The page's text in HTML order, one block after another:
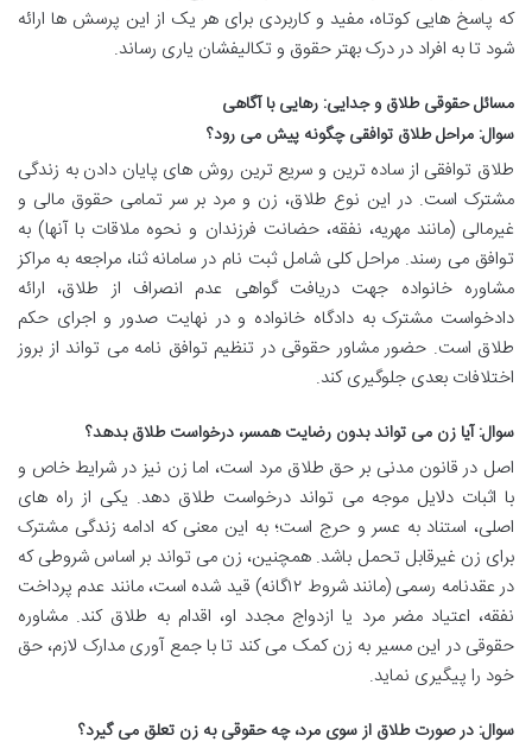
که پاسخ هایی کوتاه، مفید و کاربردی برای هر یک از این پرسش ها ارائه
شود تا به افراد در درک بهتر حقوق و تکالیفشان یاری رساند.
مسائل حقوقی طلاق و جدایی: رهایی با آگاهی
سوال: مراحل طلاق توافقی چگونه پیش می رود؟
طلاق توافقی از ساده ترین و سریع ترین روش های پایان دادن به زندگی
مشترک است. در این نوع طلاق، زن و مرد بر سر تمامی حقوق مالی و
غیرمالی (مانند مهریه، نفقه، حضانت فرزندان و نحوه ملاقات با آنها) به
توافق می رسند. مراحل کلی شامل ثبت نام در سامانه ثنا، مراجعه به مراکز
مشاوره خانواده جهت دریافت گواهی عدم انصراف از طلاق، ارائه
دادخواست مشترک به دادگاه خانواده و در نهایت صدور و اجرای حکم
طلاق است. حضور مشاور حقوقی در تنظیم توافق نامه می تواند از بروز
اختلافات بعدی جلوگیری کند.
سوال: آیا زن می تواند بدون رضایت همسر، درخواست طلاق بدهد؟
اصل در قانون مدنی بر حق طلاق مرد است، اما زن نیز در شرایط خاص و
با اثبات دلایل موجه می تواند درخواست طلاق دهد. یکی از راه های
اصلی، استناد به عسر و حرج است؛ به این معنی که ادامه زندگی مشترک
برای زن غیرقابل تحمل باشد. همچنین، زن می تواند بر اساس شروطی که
در عقدنامه رسمی (مانند شروط ۱۲گانه) قید شده است، مانند عدم پرداخت
نفقه، اعتیاد مضر مرد یا ازدواج مجدد او، اقدام به طلاق کند. مشاوره
حقوقی در این مسیر به زن کمک می کند تا با جمع آوری مدارک لازم، حق
خود را پیگیری نماید.
سوال: در صورت طلاق از سوی مرد، چه حقوقی به زن تعلق می گیرد؟